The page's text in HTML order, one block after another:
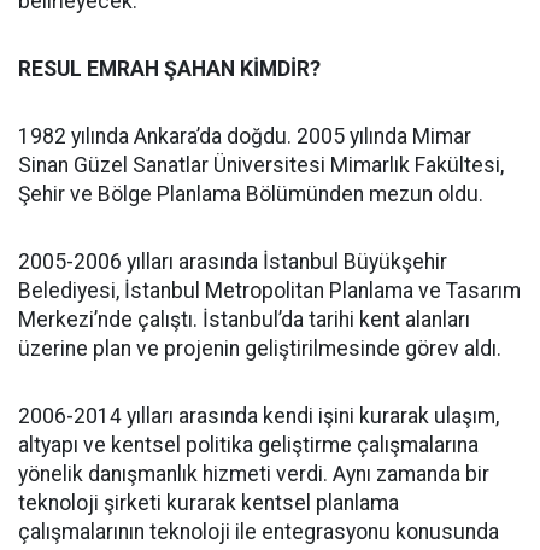
RESUL EMRAH ŞAHAN KİMDİR?
1982 yılında Ankara’da doğdu. 2005 yılında Mimar
Sinan Güzel Sanatlar Üniversitesi Mimarlık Fakültesi,
Şehir ve Bölge Planlama Bölümünden mezun oldu.
2005-2006 yılları arasında İstanbul Büyükşehir
Belediyesi, İstanbul Metropolitan Planlama ve Tasarım
Merkezi’nde çalıştı. İstanbul’da tarihi kent alanları
üzerine plan ve projenin geliştirilmesinde görev aldı.
2006-2014 yılları arasında kendi işini kurarak ulaşım,
altyapı ve kentsel politika geliştirme çalışmalarına
yönelik danışmanlık hizmeti verdi. Aynı zamanda bir
teknoloji şirketi kurarak kentsel planlama
çalışmalarının teknoloji ile entegrasyonu konusunda